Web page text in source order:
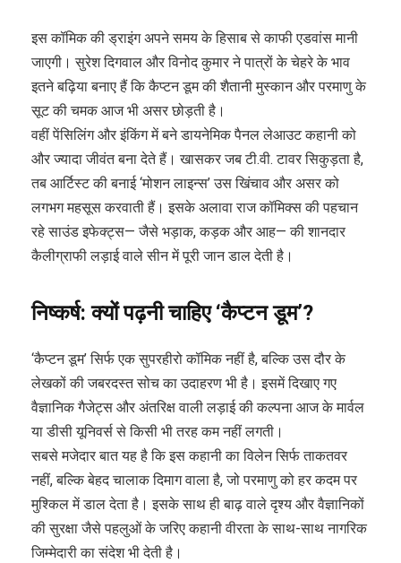
इस कॉमिक की ड्राइंग अपने समय के हिसाब से काफी एडवांस मानी
जाएगी। सुरेश दिगवाल और विनोद कुमार ने पात्रों के चेहरे के भाव
इतने बढ़िया बनाए हैं कि कैप्टन डूम की शैतानी मुस्कान और परमाणु के
सूट की चमक आज भी असर छोड़ती है।
वहीं पेंसिलिंग और इंकिंग में बने डायनेमिक पैनल लेआउट कहानी को
और ज्यादा जीवंत बना देते हैं। खासकर जब टी.वी. टावर सिकुड़ता है,
तब आर्टिस्ट की बनाई ‘मोशन लाइन्स’ उस खिंचाव और असर को
लगभग महसूस करवाती हैं। इसके अलावा राज कॉमिक्स की पहचान
रहे साउंड इफेक्ट्स— जैसे भड़ाक, कड़क और आह— की शानदार
कैलीग्राफी लड़ाई वाले सीन में पूरी जान डाल देती है।
निष्कर्ष:क्यों पढ़नी चाहिए‘कैप्टन डूम’?
‘कैप्टन डूम’ सिर्फ एक सुपरहीरो कॉमिक नहीं है, बल्कि उस दौर के
लेखकों की जबरदस्त सोच का उदाहरण भी है। इसमें दिखाए गए
वैज्ञानिक गैजेट्स और अंतरिक्ष वाली लड़ाई की कल्पना आज के मार्वल
या डीसी यूनिवर्स से किसी भी तरह कम नहीं लगती।
सबसे मजेदार बात यह है कि इस कहानी का विलेन सिर्फ ताकतवर
नहीं, बल्कि बेहद चालाक दिमाग वाला है, जो परमाणु को हर कदम पर
मुश्किल में डाल देता है। इसके साथ ही बाढ़ वाले दृश्य और वैज्ञानिकों
की सुरक्षा जैसे पहलुओं के जरिए कहानी वीरता के साथ-साथ नागरिक
जिम्मेदारी का संदेश भी देती है।